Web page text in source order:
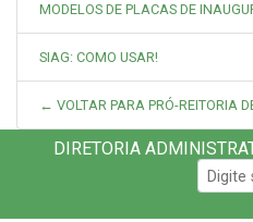
MODELOS DE PLACAS DE
SIAG: COMO USAR!
← VOLTAR PARA PRÓ-REITORIA
DIRETORIA